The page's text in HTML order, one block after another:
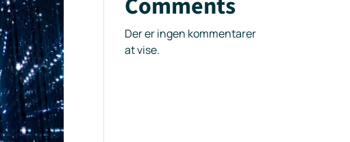
Der er ingen kommentarer
at vise.